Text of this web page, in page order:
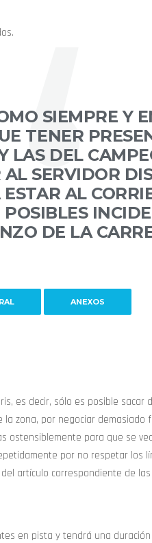
SIEMPRE Y
TENER
LAS DEL
AL SERVIDOR
AL
DE LA
ANEXOS
es decir, sólo es posible sacar
zona, por negociar demasiado
ostensiblemente para que se
por no respetar los
artículo correspondiente de las
en pista y tendrá una